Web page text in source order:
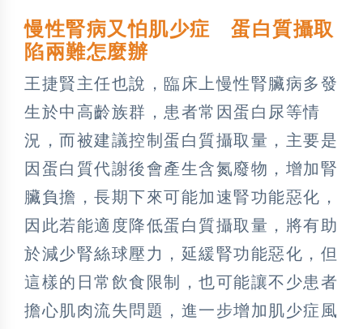
慢性腎病又怕肌少症 蛋白質攝取
陷兩難怎麼辦
王捷賢主任也說，臨床上慢性腎臟病多發
生於中高齡族群，患者常因蛋白尿等情
況，而被建議控制蛋白質攝取量，主要是
因蛋白質代謝後會產生含氮廢物，增加腎
臟負擔，長期下來可能加速腎功能惡化，
因此若能適度降低蛋白質攝取量，將有助
於減少腎絲球壓力，延緩腎功能惡化，但
這樣的日常飲食限制，也可能讓不少患者
擔心肌肉流失問題，進一步增加肌少症風